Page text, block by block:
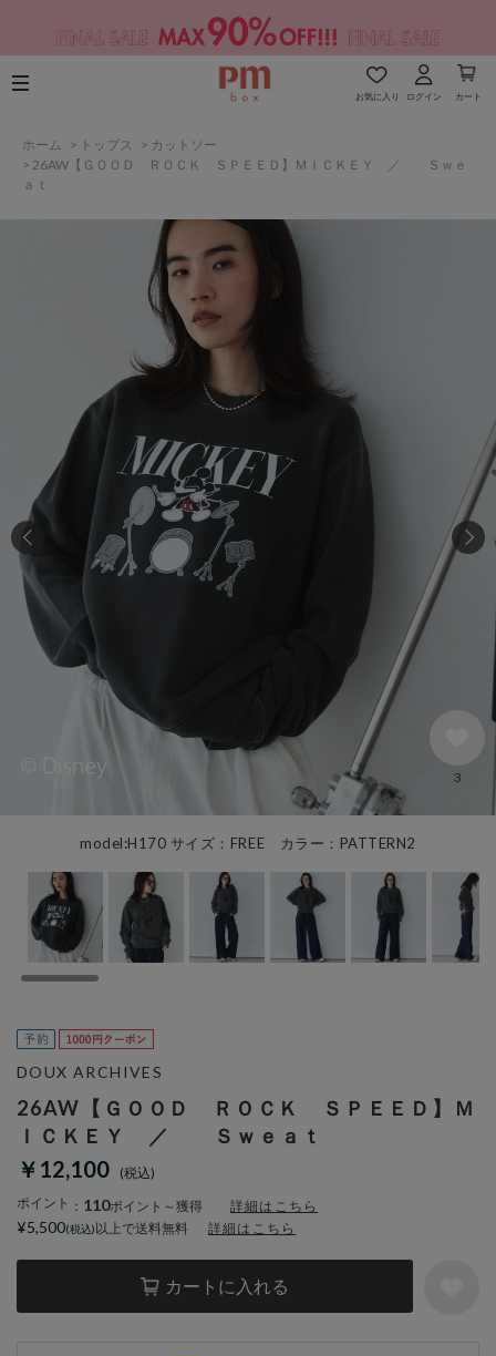
お気に入り ログイン カート
ホーム > トップス > カットソー
> 26AW【ＧＯＯＤ ＲＯＣＫ ＳＰＥＥＤ】ＭＩＣＫＥＹ ／ Ｓｗｅ
ａｔ
model:H170 サイズ：FREE カラー：PATTERN2
3
26AW【ＧＯＯＤ ＲＯＣＫ ＳＰＥＥＤ】Ｍ
ＩＣＫＥＹ ／ Ｓｗｅａｔ
￥12,100
ポイント ： 110ポイント～獲得 詳細はこちら
カートに入れる
DOUX ARCHIVES
¥5,500 以上で送料無料 詳細はこちら